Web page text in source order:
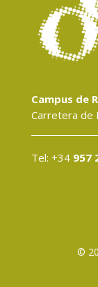
Campus de
Carretera de
Tel: +34 957
©